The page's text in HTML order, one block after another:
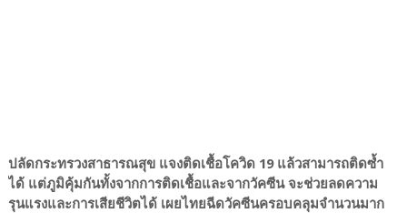
ปลัดกระทรวงสาธารณสุข แจงติดเชื้อโควิด 19 แล้วสามารถติดซ้ำ
ได้ แต่ภูมิคุ้มกันทั้งจากการติดเชื้อและจากวัคซีน จะช่วยลดความ
รุนแรงและการเสียชีวิตได้ เผยไทยฉีดวัคซีนครอบคลุมจำนวนมาก